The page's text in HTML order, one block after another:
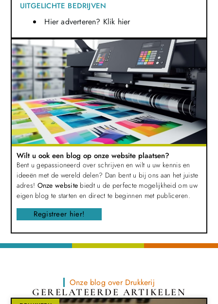
UITGELICHTE BEDRIJVEN
Hier adverteren? Klik hier
Wilt u ook een blog op onze website plaatsen?
Bent u gepassioneerd over schrijven en wilt u uw kennis en
ideeën met de wereld delen? Dan bent u bij ons aan het juiste
adres! Onze website biedt u de perfecte mogelijkheid om uw
eigen blog te starten en direct te beginnen met publiceren.
Registreer hier!
Onze blog over Drukkerij
GERELATEERDE ARTIKELEN